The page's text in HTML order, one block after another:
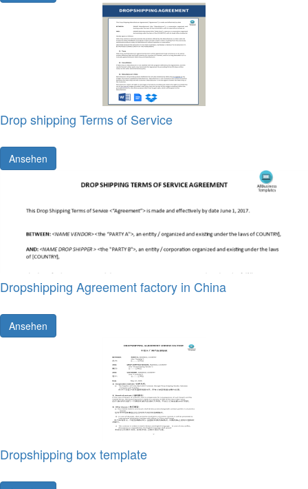
Drop shipping Terms of Service
Ansehen
Dropshipping Agreement factory in China
Ansehen
Dropshipping box template